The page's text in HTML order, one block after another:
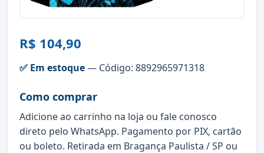
R$ 104,90
✅ Em estoque— Código: 8892965971318
Como comprar
Adicione ao carrinho na loja ou fale conosco
direto pelo WhatsApp. Pagamento por PIX, cartão
ou boleto. Retirada em Bragança Paulista / SP ou